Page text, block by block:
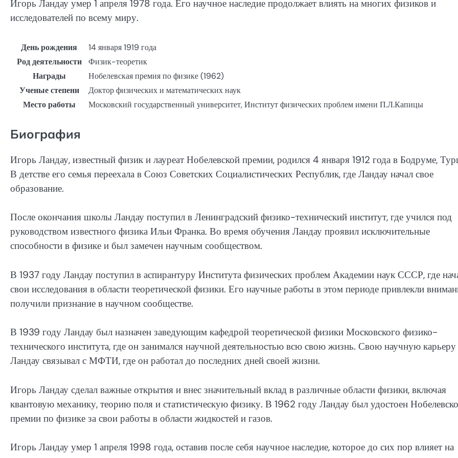
Игорь Ландау умер 1 апреля 1978 года. Его научное наследие продолжает влиять на многих физиков и
исследователей по всему миру.
День рождения
14 января 1919 года
Род деятельности
Физик-теоретик
Награды
Нобелевская премия по физике (1962)
Ученые степени
Доктор физических и математических наук
Место работы
Московский государственный университет, Институт физических проблем имени П.Л.Капицы
Биография
Игорь Ландау, известный физик и лауреат Нобелевской премии, родился 4 января 1912 года в Бодруме,
В детстве его семья переехала в Союз Советских Социалистических Республик, где Ландау начал свое
образование.
После окончания школы Ландау поступил в Ленинградский физико-технический институт, где учился под
руководством известного физика Ильи Франка. Во время обучения Ландау проявил исключительные
способности в физике и был замечен научным сообществом.
В 1937 году Ландау поступил в аспирантуру Института физических проблем Академии наук СССР, где
свои исследования в области теоретической физики. Его научные работы в этом периоде привлекли
получили признание в научном сообществе.
В 1939 году Ландау был назначен заведующим кафедрой теоретической физики Московского физико-
технического института, где он занимался научной деятельностью всю свою жизнь. Свою научную карьеру
Ландау связывал с МФТИ, где он работал до последних дней своей жизни.
Игорь Ландау сделал важные открытия и внес значительный вклад в различные области физики, включая
квантовую механику, теорию поля и статистическую физику. В 1962 году Ландау был удостоен
премии по физике за свои работы в области жидкостей и газов.
Игорь Ландау умер 1 апреля 1998 года, оставив после себя научное наследие, которое до сих пор влияет на